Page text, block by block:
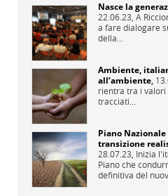
Nasce la
22.06.23, A
a fare dialogare
della...
Ambiente,
all’ambiente,
rientra tra i valori
tracciati...
Piano
transizione
28.07.23, Inizia
Piano che
definitiva del